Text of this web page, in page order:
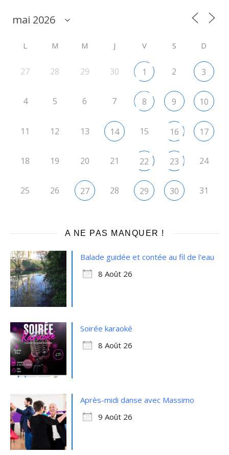
L M M J V S D
27 28 29 30 1 2 3
4 5 6 7 8 9 10
11 12 13 14 15 16 17
18 19 20 21 22 23 24
25 26 27 28 29 30 31
A NE PAS MANQUER !
Balade guidée et contée au fil de l'eau
8 Août 26
Soirée karaoké
8 Août 26
Après-midi danse avec Massimo
9 Août 26